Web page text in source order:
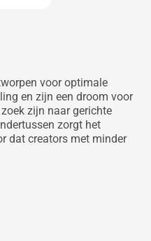
voor optimale
en zijn een droom voor
zijn naar gerichte
zorgt het
dat creators met minder